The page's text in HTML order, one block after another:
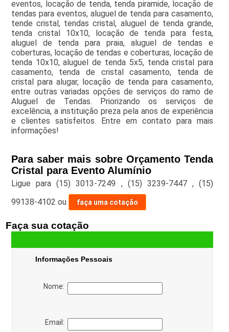
eventos, locação de tenda, tenda piramide, locação de
tendas para eventos, aluguel de tenda para casamento,
tende cristal, tendas cristal, aluguel de tenda grande,
tenda cristal 10x10, locação de tenda para festa,
aluguel de tenda para praia, aluguel de tendas e
coberturas, locação de tendas e coberturas, locação de
tenda 10x10, aluguel de tenda 5x5, tenda cristal para
casamento, tenda de cristal casamento, tenda de
cristal para alugar, locação de tenda para casamento,
entre outras variadas opções de serviços do ramo de
Aluguel de Tendas. Priorizando os serviços de
excelência, a instituição preza pela anos de experiência
e clientes satisfeitos. Entre em contato para mais
informações!
Para saber mais sobre Orçamento Tenda
Cristal para Evento Alumínio
Ligue para(15) 3013-7249 , (15) 3239-7447 ,(15)
99138-4102 ou faça uma cotação
Faça sua cotação
Informações Pessoais
Nome:
Email: